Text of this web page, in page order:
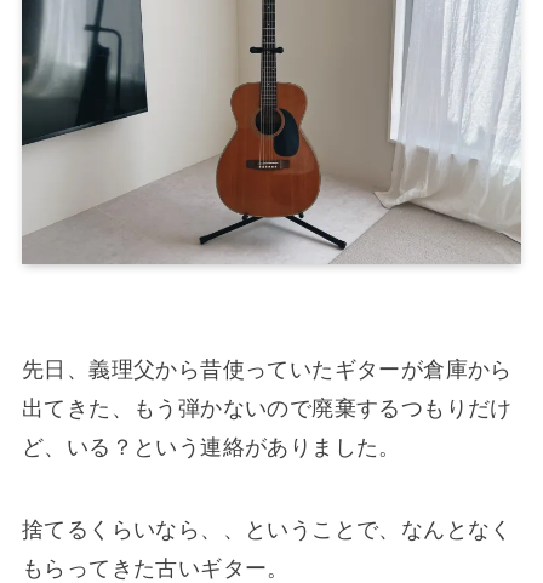
先日、義理父から昔使っていたギターが倉庫から
出てきた、もう弾かないので廃棄するつもりだけ
ど、いる？という連絡がありました。
捨てるくらいなら、、ということで、なんとなく
もらってきた古いギター。